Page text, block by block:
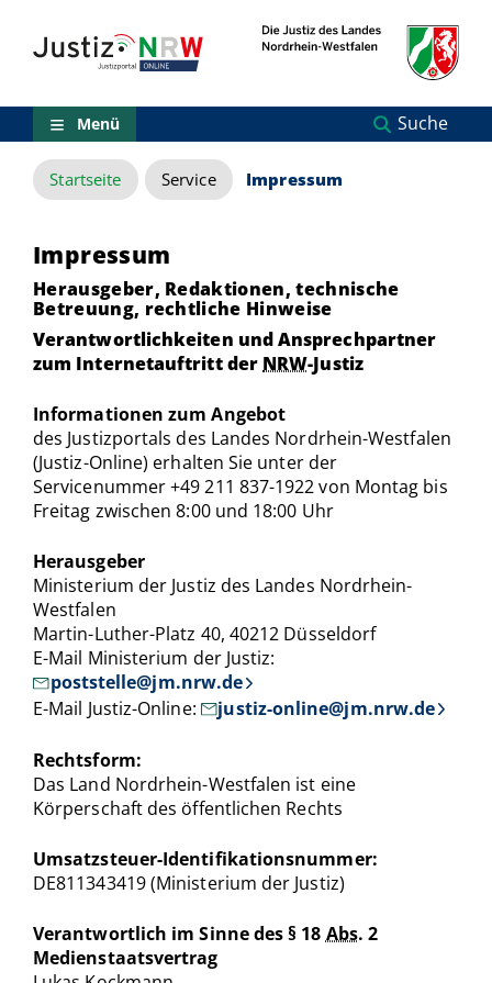
Inhalt
(Sprungmarken)
Menü
Zur
Suche
Zur
NRW-
Zur
Hauptnavigation
Zum
aktuellen
Inhalt
Zu
Links
zu
einzelnen
Seiten
Menü Suche
Startseite Service Impressum
Impressum
Herausgeber, Redaktionen, technische
Betreuung, rechtliche Hinweise
Verantwortlichkeiten und Ansprechpartner
zum Internetauftritt der NRW-Justiz
Informationen zum Angebot
des Justizportals des Landes Nordrhein-Westfalen
(Justiz-Online) erhalten Sie unter der
Servicenummer +49 211 837-1922 von Montag bis
Freitag zwischen 8:00 und 18:00 Uhr
Herausgeber
Ministerium der Justiz des Landes Nordrhein-
Westfalen
Martin-Luther-Platz 40, 40212 Düsseldorf
E-Mail Ministerium der Justiz:
poststelle@jm.nrw.de
E-Mail Justiz-Online:
justiz-online@jm.nrw.de
Rechtsform:
Das Land Nordrhein-Westfalen ist eine
Körperschaft des öffentlichen Rechts
Umsatzsteuer-Identifikationsnummer:
DE811343419 (Ministerium der Justiz)
Verantwortlich im Sinne des § 18Abs. 2
Medienstaatsvertrag